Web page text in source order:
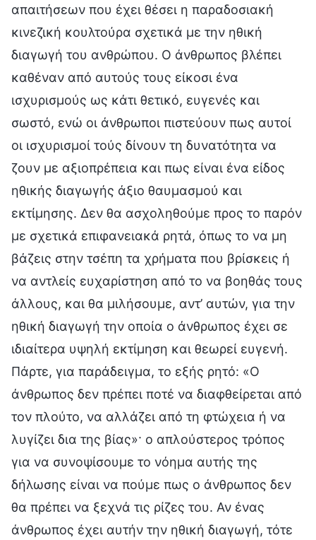
απαιτήσεων που έχει θέσει η παραδοσιακή
κινεζική κουλτούρα σχετικά με την ηθική
διαγωγή του ανθρώπου. Ο άνθρωπος βλέπει
καθέναν από αυτούς τους είκοσι ένα
ισχυρισμούς ως κάτι θετικό, ευγενές και
σωστό, ενώ οι άνθρωποι πιστεύουν πως αυτοί
οι ισχυρισμοί τούς δίνουν τη δυνατότητα να
ζουν με αξιοπρέπεια και πως είναι ένα είδος
ηθικής διαγωγής άξιο θαυμασμού και
εκτίμησης. Δεν θα ασχοληθούμε προς το παρόν
με σχετικά επιφανειακά ρητά, όπως το να μη
βάζεις στην τσέπη τα χρήματα που βρίσκεις ή
να αντλείς ευχαρίστηση από το να βοηθάς τους
άλλους, και θα μιλήσουμε, αντ’ αυτών, για την
ηθική διαγωγή την οποία ο άνθρωπος έχει σε
ιδιαίτερα υψηλή εκτίμηση και θεωρεί ευγενή.
Πάρτε, για παράδειγμα, το εξής ρητό: «Ο
άνθρωπος δεν πρέπει ποτέ να διαφθείρεται από
τον πλούτο, να αλλάζει από τη φτώχεια ή να
λυγίζει δια της βίας»· ο απλούστερος τρόπος
για να συνοψίσουμε το νόημα αυτής της
δήλωσης είναι να πούμε πως ο άνθρωπος δεν
θα πρέπει να ξεχνά τις ρίζες του. Αν ένας
άνθρωπος έχει αυτήν την ηθική διαγωγή, τότε